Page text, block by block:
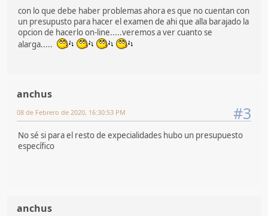
con lo que debe haber problemas ahora es que no cuentan con
un presupusto para hacer el examen de ahi que alla barajado la
opcion de hacerlo on-line.....veremos a ver cuanto se
alarga.....
anchus
#3
08 de Febrero de 2020, 16:30:53 PM
No sé si para el resto de expecialidades hubo un presupuesto
específico
anchus